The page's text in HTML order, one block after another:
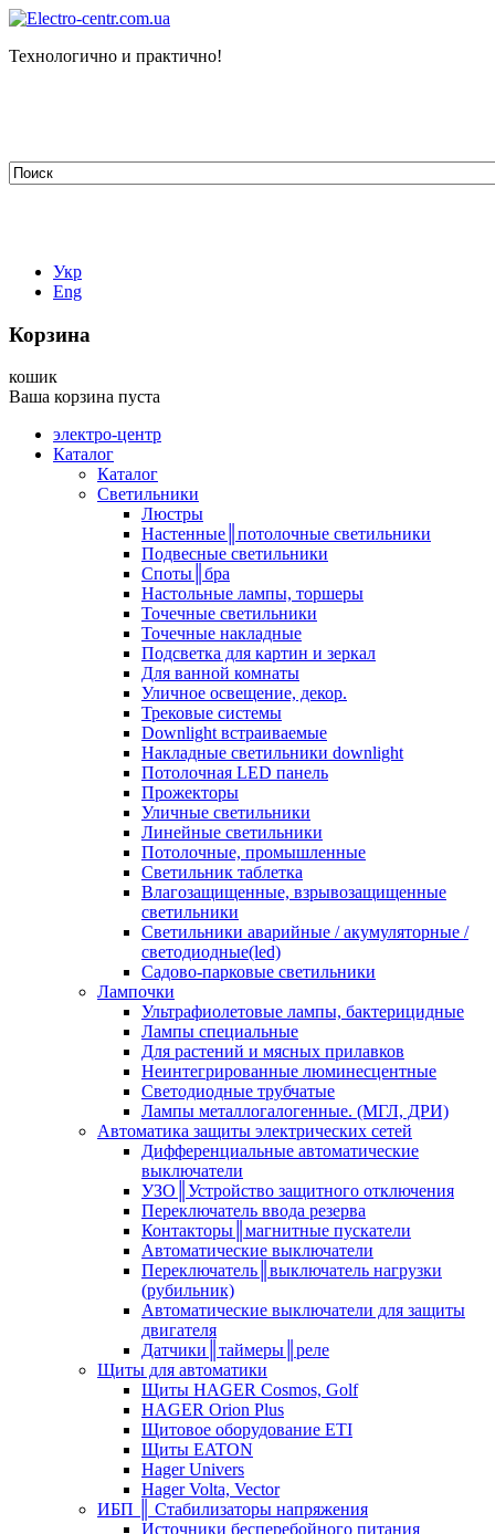
Технологично и практично!
Укр
Eng
Корзина
кошик
Ваша корзина пуста
электро-центр
Каталог
Каталог
Светильники
Люстры
Настенные║потолочные светильники
Подвесные светильники
Споты║бра
Настольные лампы, торшеры
Точечные светильники
Точечные накладные
Подсветка для картин и зеркал
Для ванной комнаты
Уличное освещение, декор.
Трековые системы
Downlight встраиваемые
Накладные светильники downlight
Потолочная LED панель
Прожекторы
Уличные светильники
Линейные светильники
Потолочные, промышленные
Светильник таблетка
Влагозащищенные, взрывозащищенные
светильники
Светильники аварийные / акумуляторные /
светодиодные(led)
Садово-парковые светильники
Лампочки
Ультрафиолетовые лампы, бактерицидные
Лампы специальные
Для растений и мясных прилавков
Неинтегрированные люминесцентные
Светодиодные трубчатые
Лампы металлогалогенные. (МГЛ, ДРИ)
Автоматика защиты электрических сетей
Дифференциальные автоматические
выключатели
УЗО║Устройство защитного отключения
Переключатель ввода резерва
Контакторы║магнитные пускатели
Автоматические выключатели
Переключатель║выключатель нагрузки
(рубильник)
Автоматические выключатели для защиты
двигателя
Датчики║таймеры║реле
Щиты для автоматики
Щиты HAGER Cosmos, Golf
HAGER Orion Plus
Щитовое оборудование ETI
Щиты EATON
Hager Univers
Hager Volta, Vector
ИБП ║ Стабилизаторы напряжения
Источники бесперебойного питания